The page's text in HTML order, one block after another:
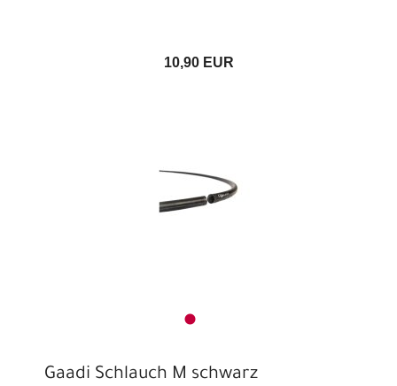
10,90 EUR
Gaadi Schlauch M schwarz